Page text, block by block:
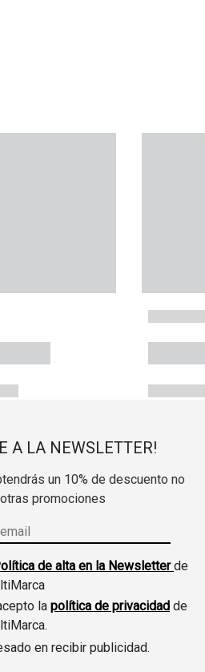
A LA NEWSLETTER!
un 10% de descuento no
promociones
de alta en la Newsletterde
la política de privacidad de
en recibir publicidad.